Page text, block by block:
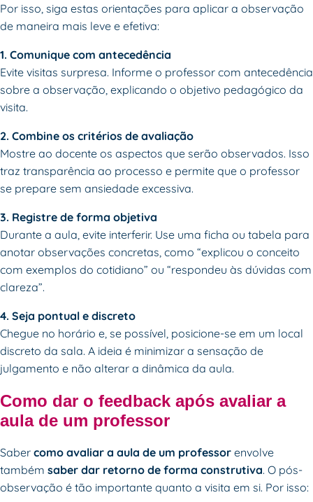
Por isso, siga estas orientações para aplicar a observação
de maneira mais leve e efetiva:
1. Comunique com antecedência
Evite visitas surpresa. Informe o professor com antecedência
sobre a observação, explicando o objetivo pedagógico da
visita.
2. Combine os critérios de avaliação
Mostre ao docente os aspectos que serão observados. Isso
traz transparência ao processo e permite que o professor
se prepare sem ansiedade excessiva.
3. Registre de forma objetiva
Durante a aula, evite interferir. Use uma ficha ou tabela para
anotar observações concretas, como “explicou o conceito
com exemplos do cotidiano” ou “respondeu às dúvidas com
clareza”.
4. Seja pontual e discreto
Chegue no horário e, se possível, posicione-se em um local
discreto da sala. A ideia é minimizar a sensação de
julgamento e não alterar a dinâmica da aula.
Como dar o feedback após avaliar a
aula de um professor
Saber como avaliar a aula de um professor envolve
também saber dar retorno de forma construtiva. O pós-
observação é tão importante quanto a visita em si. Por isso: